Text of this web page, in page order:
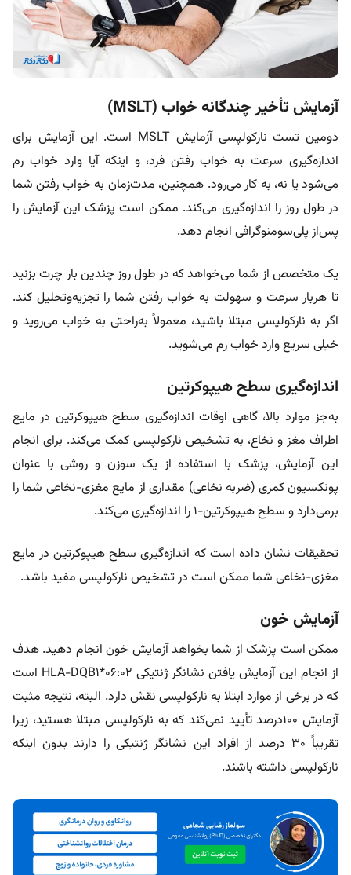
آزمایش تأخیر چندگانه خواب (MSLT)
دومین تست نارکولپسی آزمایش MSLT است. این آزمایش برای
اندازه‌گیری سرعت به‌ خواب‌ رفتن فرد، و اینکه آیا وارد خواب رم
می‌شود یا نه، به کار می‌رود. همچنین، مدت‌زمان به‌ خواب‌ رفتن شما
در طول روز را اندازه‌گیری می‌کند. ممکن است پزشک این آزمایش را
پس‌از پلی‌سومنوگرافی انجام دهد.
یک متخصص از شما می‌خواهد که در طول روز چندین بار چرت بزنید
تا هربار سرعت و سهولت به‌ خواب‌ رفتن شما را تجزیه‌وتحلیل کند.
اگر به نارکولپسی مبتلا باشید، معمولاً به‌راحتی به خواب می‌روید و
خیلی سریع وارد خواب رم می‌شوید.
اندازه‌گیری سطح هیپوکرتین
به‌جز موارد بالا، گاهی اوقات اندازه‌گیری سطح هیپوکرتین در مایع
اطراف مغز و نخاع، به تشخیص نارکولپسی کمک می‌کند. برای انجام
این آزمایش، پزشک با استفاده از یک سوزن و روشی با عنوان
پونکسیون کمری (ضربه نخاعی) مقداری از مایع مغزی‌-نخاعی شما را
برمی‌دارد و سطح هیپوکرتین-۱ را اندازه‌گیری می‌کند.
تحقیقات نشان داده است که اندازه‌گیری سطح هیپوکرتین در مایع
مغزی‌-نخاعی شما ممکن است در تشخیص نارکولپسی مفید باشد.
آزمایش خون
ممکن است پزشک از شما بخواهد آزمایش خون انجام دهید. هدف
از انجام این آزمایش یافتن نشانگر ژنتیکی HLA-DQB1*06:02 است
که در برخی از موارد ابتلا به نارکولپسی نقش دارد. البته، نتیجه مثبت
آزمایش ۱۰۰درصد تأیید نمی‌کند که به نارکولپسی مبتلا هستید، زیرا
تقریباً ۳۰ درصد از افراد این نشانگر ژنتیکی را دارند بدون اینکه
نارکولپسی داشته باشند.